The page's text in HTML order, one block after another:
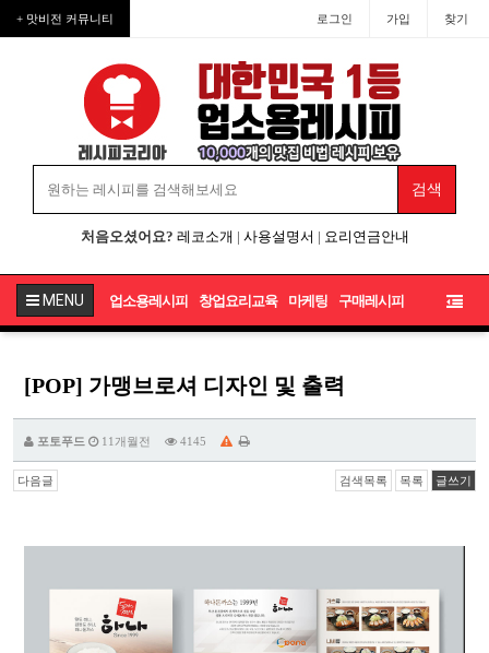
+ 맛비전 커뮤니티 로그인 가입 찾기
처음오셨어요? 레코소개 | 사용설명서 | 요리연금안내
MENU 업소용레시피 창업요리교육 마케팅 구매레시피
[POP] 가맹브로셔 디자인 및 출력
포토푸드 11개월전 4145
다음글 검색목록 목록 글쓰기